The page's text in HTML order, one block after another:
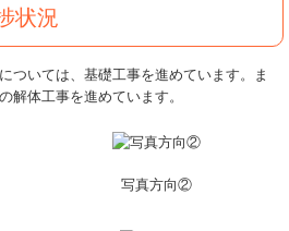
状況
ついては、基礎工事を進めています。ま
解体工事を進めています。
写真方向②